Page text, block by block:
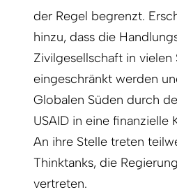
der Regel begrenzt.
hinzu, dass die
Zivilgesellschaft in vielen
eingeschränkt werden
Globalen Süden durch
USAID in eine finanzielle
An ihre Stelle treten
Thinktanks, die
vertreten.